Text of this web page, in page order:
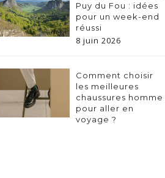
Puy du Fou : idées
pour un week-end
réussi
8 juin 2026
Comment choisir
les meilleures
chaussures homme
pour aller en
voyage ?